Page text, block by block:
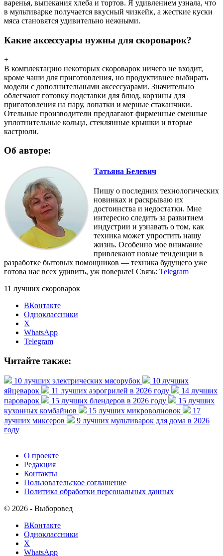
варенья, выпекания хлеба и тортов. Я удивлением узнала, что
в мультиварке получается вкусный чизкейк, а жесткие куски
мяса становятся удивительно нежными.
Какие аксессуары нужны для скороварок?
+
В комплектацию некоторых скороварок ничего не входит,
кроме чаши для приготовления, но продуктивнее выбирать
модели с дополнительными аксессуарами. Значительно
облегчают готовку подставки для блюд, корзины для
приготовления на пару, лопатки и мерные стаканчики.
Отельные производители предлагают фирменные сменные
уплотнительные кольца, стеклянные крышки и вторые
кастрюли.
Об авторе:
Татьяна Белевич
Пишу о последних технологических
новинках и раскрываю их
достоинства и недостатки. Мне
интересно следить за развитием
индустрии и узнавать о том, как
техника может упростить нашу
жизнь. Особенно мое внимание
привлекают новые тенденции в
разработке бытовых помощников — техника будущего уже
готова нас всех удивить, уж поверьте! Связь: Telegram
11 лучших скороварок
ВКонтакте
Одноклассники
X
WhatsApp
Telegram
Читайте также:
10 лучших электрических мясорубок
10 лучших
яйцеварок
11 лучших аэрогрилей в 2026 году
14 лучших
пароварок
15 лучших блендеров в 2026 году
15 лучших
кухонных комбайнов
15 лучших микроволновок
17
лучших миксеров
9 лучших мультиварок для дома в 2026
году
О проекте
Редакция
Контакты
Пользовательское соглашение
Политика обработки персональных данных
© 2026 - Выборовед
ВКонтакте
Одноклассники
X
WhatsApp